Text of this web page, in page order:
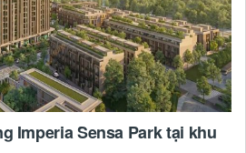
Imperia Sensa Park tại khu